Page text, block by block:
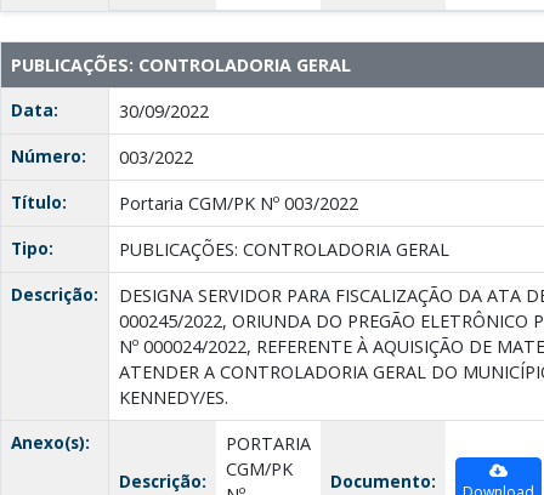
PUBLICAÇÕES: CONTROLADORIA GERAL
Data:
30/09/2022
Número:
003/2022
Título:
Portaria CGM/PK Nº 003/2022
Tipo:
PUBLICAÇÕES: CONTROLADORIA GERAL
Descrição:
DESIGNA SERVIDOR PARA FISCALIZAÇÃO DA ATA
000245/2022, ORIUNDA DO PREGÃO ELETRÔNICO
Nº 000024/2022, REFERENTE À AQUISIÇÃO DE
ATENDER A CONTROLADORIA GERAL DO
KENNEDY/ES.
Anexo(s):
Descrição:
PORTARIA
CGM/PK
Documento: